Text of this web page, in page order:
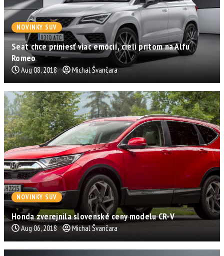
NOVINKY SUV
Seat chce priniesť viac emócií, cieli pritom na Alfu
Romeo
Aug 08, 2018 Michal Švančara
NOVINKY SUV
Honda zverejnila slovenské ceny modelu CR-V
Aug 06, 2018 Michal Švančara